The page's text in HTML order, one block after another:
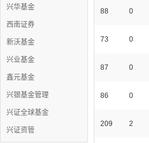
兴华基金
西南证券
新沃基金
兴业基金
鑫元基金
兴银基金管理
兴证全球基金
兴证资管
88 0
73 0
87 0
86 0
209 2